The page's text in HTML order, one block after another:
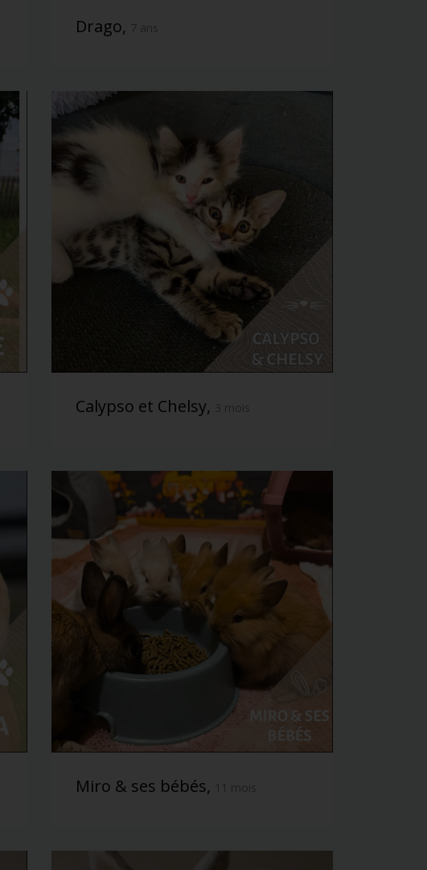
Drago, 7 ans
Calypso et Chelsy, 3 mois
Miro & ses bébés, 11 mois